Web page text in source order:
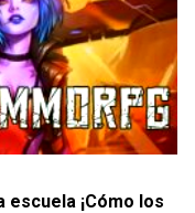
escuela ¡Cómo los